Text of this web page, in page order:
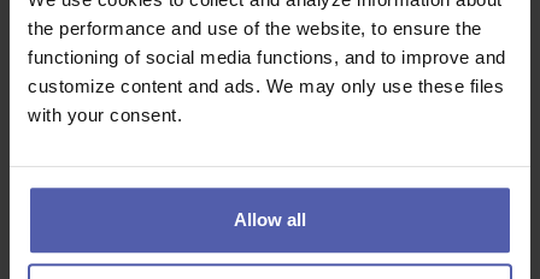
the performance and use of the website, to ensure the
functioning of social media functions, and to improve and
customize content and ads. We may only use these files
with your consent.
Allow all
Máte zkušenosti z výrobního prostředí a hledáte nové
zaměstnání? Pošlete nám svůj životopis. Právě hledáme
manuálně zručné posily do výrobního závodu na Triangle zóně do
třísměnného provozu.
Administrátor IMS - CELÁ PRAHA – částečný